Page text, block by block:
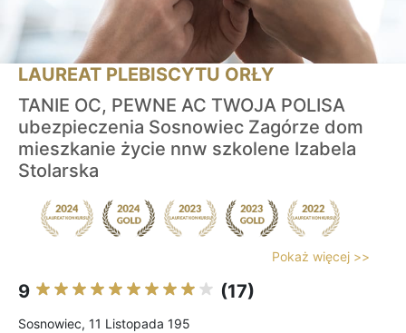
LAUREAT PLEBISCYTU ORŁY
TANIE OC, PEWNE AC TWOJA POLISA
ubezpieczenia Sosnowiec Zagórze dom
mieszkanie życie nnw szkolene Izabela
Stolarska
Pokaż więcej >>
9 (17)
Sosnowiec, 11 Listopada 195